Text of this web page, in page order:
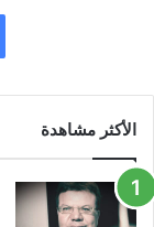
الأكثر مشاهدة